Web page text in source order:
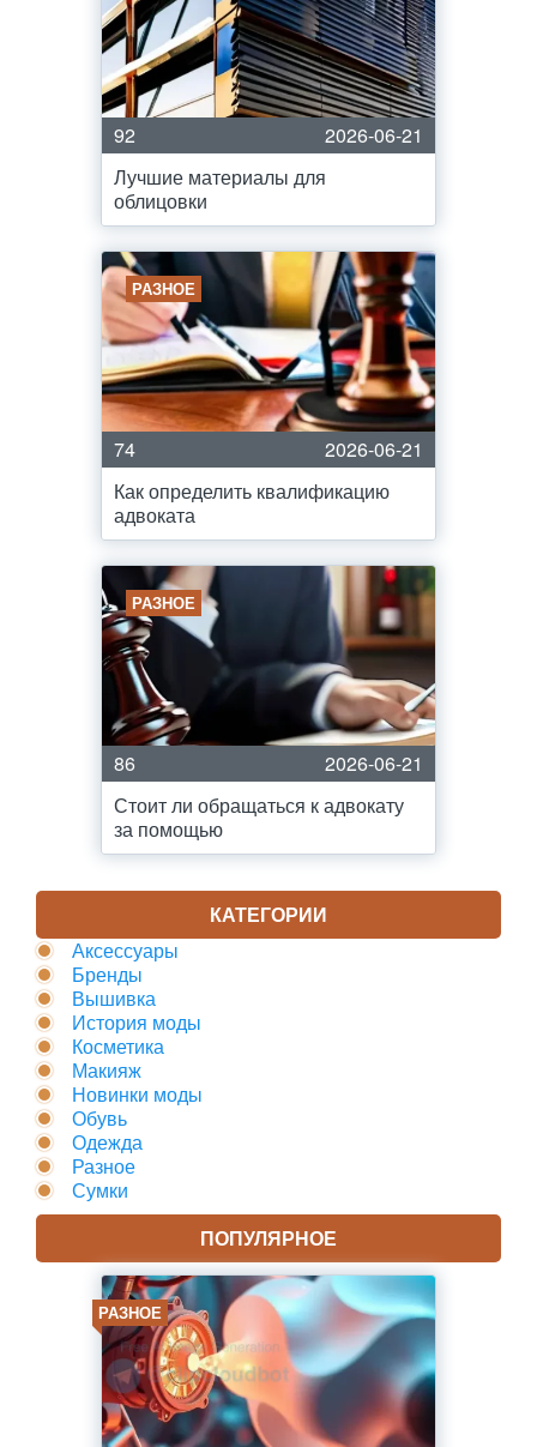
92
2026-06-21
Лучшие материалы для
облицовки
РАЗНОЕ
74
2026-06-21
Как определить квалификацию
адвоката
РАЗНОЕ
86
2026-06-21
Стоит ли обращаться к адвокату
за помощью
КАТЕГОРИИ
Аксессуары
Бренды
Вышивка
История моды
Косметика
Макияж
Новинки моды
Обувь
Одежда
Разное
Сумки
ПОПУЛЯРНОЕ
РАЗНОЕ